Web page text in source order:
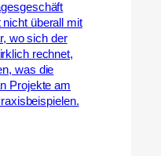
überall mit
wo sich der
rechnet,
was die
Projekte am